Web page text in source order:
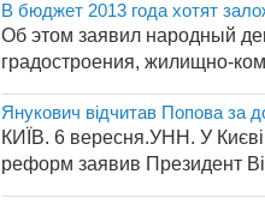
В бюджет 2013 года хотят
Об этом заявил народный
градостроения, жилищно-
Янукович відчитав Попова за
КИЇВ. 6 вересня.УНН. У Києві
реформ заявив Президент